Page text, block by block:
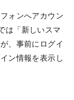
ォンへアカウン
は「新しいスマ
、事前にログイ
ン情報を表示し